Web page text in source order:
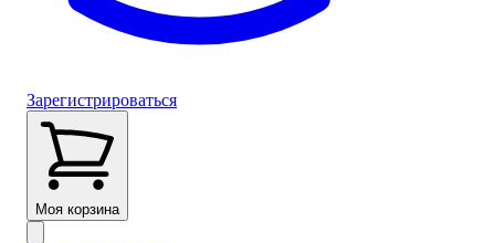
Зарегистрироваться
Моя корзина